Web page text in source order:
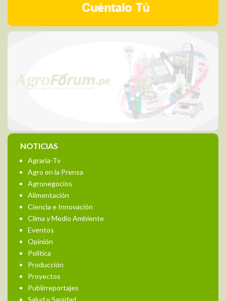
NOTICIAS
Agraria-Tv
Agro en la Prensa
Agronegocios
Alimentación
Ciencia e Innovación
Clima y Medio Ambiente
Eventos
Opinión
Política
Producción
Proyectos
Publirreportajes